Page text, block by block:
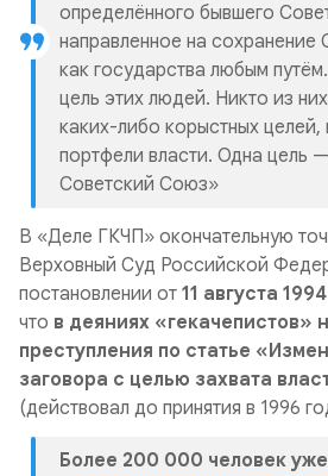
определённого бывшего
направленное на
как государства любым
цель этих людей. Никто из
каких-либо корыстных целей,
портфели власти. Одна цель
Советский Союз»
В «Деле ГКЧП» окончательную
Верховный Суд Российской
постановлении от 11 августа
что в деяниях «гекачепистов»
преступления по статье
заговора с целью захвата
(действовал до принятия в 1996
Более 200 000 человек